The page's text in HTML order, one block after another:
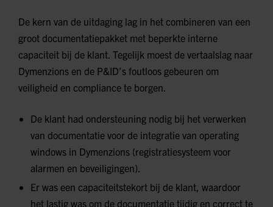
De kern van de uitdaging lag in het combineren van een
groot documentatiepakket met beperkte interne
capaciteit bij de klant. Tegelijk moest de vertaalslag naar
Dymenzions en de P&ID’s foutloos gebeuren om
veiligheid en compliance te borgen.
De klant had ondersteuning nodig bij het verwerken
van documentatie voor de integratie van operating
windows in Dymenzions (registratiesysteem voor
alarmen en beveiligingen).
Er was een capaciteitstekort bij de klant, waardoor
het lastig was om de documentatie tijdig en correct te